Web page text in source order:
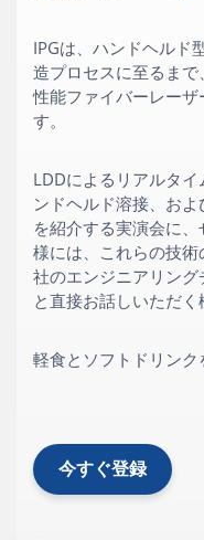
IPGは、ハンドヘルド
造プロセスに至るま
性能ファイバーレー
す。
LDDによるリアルタ
ンドヘルド溶接、お
を紹介する実演会に
様には、これらの技
社のエンジニアリン
と直接お話しいただく
軽食とソフトドリンク
今すぐ登録